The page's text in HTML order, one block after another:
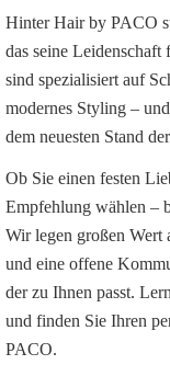
Hinter Hair by PACO
das seine
sind spezialisiert auf
modernes Styling –
dem neuesten Stand
Ob Sie einen festen
Empfehlung wählen –
Wir legen großen Wert
und eine offene
der zu Ihnen passt.
und finden Sie Ihren
PACO.